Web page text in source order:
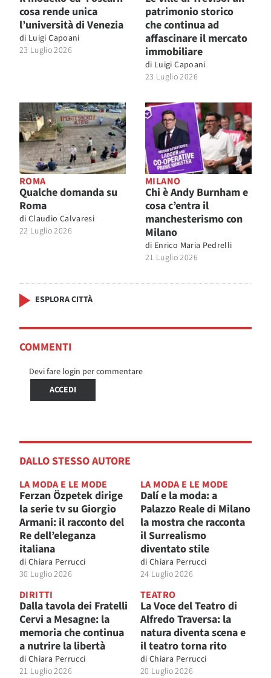
cosa rende unica
l’università di Venezia
di Luigi Capoani
23 Luglio 2026
patrimonio storico
che continua ad
affascinare il mercato
immobiliare
di Luigi Capoani
23 Luglio 2026
ROMA
Qualche domanda su
Roma
di Claudio Calvaresi
22 Luglio 2026
MILANO
Chi è Andy Burnham e
cosa c’entra il
manchesterismo con
Milano
di Enrico Maria Pedrelli
21 Luglio 2026
ESPLORA CITTÀ
COMMENTI
Devi fare login per commentare
ACCEDI
DALLO STESSO AUTORE
LA MODA E LE MODE
Ferzan Özpetek dirige
la serie tv su Giorgio
Armani: il racconto del
Re dell’eleganza
italiana
di Chiara Perrucci
30 Luglio 2026
LA MODA E LE MODE
Dalí e la moda: a
Palazzo Reale di Milano
la mostra che racconta
il Surrealismo
diventato stile
di Chiara Perrucci
24 Luglio 2026
DIRITTI
Dalla tavola dei Fratelli
Cervi a Mesagne: la
memoria che continua
a nutrire la libertà
di Chiara Perrucci
21 Luglio 2026
TEATRO
La Voce del Teatro di
Alfredo Traversa: la
natura diventa scena e
il teatro torna rito
di Chiara Perrucci
20 Luglio 2026